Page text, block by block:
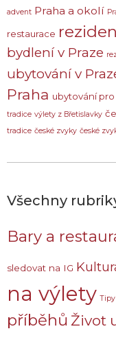
advent Praha a okolí
restaurace
bydlení v Praze
ubytování v
Praha ubytování
tradice výlety z Břetislavky
tradice české zvyky české
Všechny
Bary a
sledovat na IG
na výlety
příběhů Život